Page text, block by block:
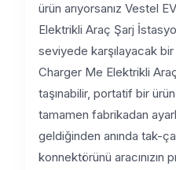
ürün arıyorsanız Vestel
Elektrikli Araç Şarj
seviyede karşılayacak
Charger Me Elektrikli
taşınabilir, portatif bir ürün
tamamen fabrikadan
geldiğinden anında tak-
konnektörünü aracınızın